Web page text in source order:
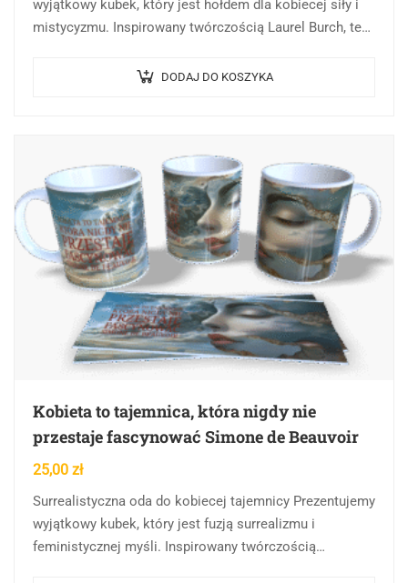
wyjątkowy kubek, który jest hołdem dla kobiecej siły i
mistycyzmu. Inspirowany twórczością Laurel Burch, ten
wyrazistością stylu… DODAJ DO KOSZYKA
Kobieta to tajemnica, która nigdy nie
przestaje fascynować Simone de Beauvoir
25,00 zł
Surrealistyczna oda do kobiecej tajemnicy Prezentujemy
wyjątkowy kubek, który jest fuzją surrealizmu i
feministycznej myśli. Inspirowany twórczością